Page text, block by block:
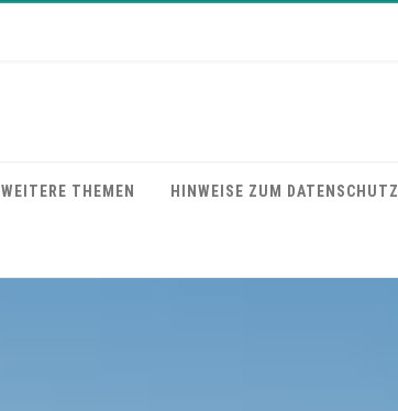
WEITERE THEMEN HINWEISE ZUM DATENSCHUTZ